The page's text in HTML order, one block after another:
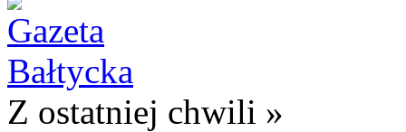
Z ostatniej chwili »